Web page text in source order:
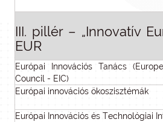
III. pillér – „Innovatív
EUR
Európai Innovációs Tanács
Council - EIC)
Európai innovációs ökoszisztémák
Európai Innovációs és Technológiai